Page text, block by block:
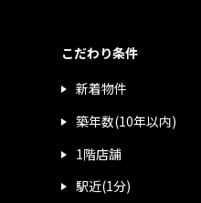
こだわり条件
新着物件
築年数(10年以内)
1階店舗
駅近(1分)